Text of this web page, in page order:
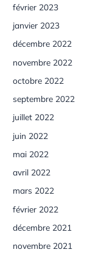
février 2023
janvier 2023
décembre 2022
novembre 2022
octobre 2022
septembre 2022
juillet 2022
juin 2022
mai 2022
avril 2022
mars 2022
février 2022
décembre 2021
novembre 2021